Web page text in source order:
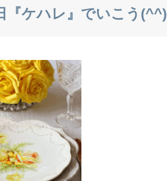
『ケハレ』でいこう(^^)